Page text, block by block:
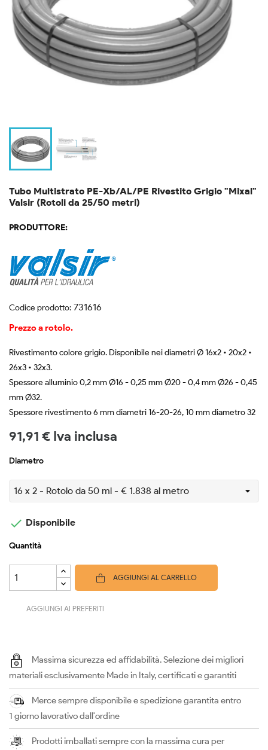
Tubo Multistrato PE-Xb/AL/PE Rivestito Grigio "Mixal"
Valsir (Rotoli da 25/50 metri)
PRODUTTORE:
Codice prodotto: 731616
Prezzo a rotolo.
Rivestimento colore grigio. Disponibile nei diametri Ø 16x2 • 20x2 •
26x3 • 32x3.
Spessore alluminio 0,2 mm Ø16 - 0,25 mm Ø20 - 0,4 mm Ø26 - 0,45
mm Ø32.
Spessore rivestimento 6 mm diametri 16-20-26, 10 mm diametro 32
91,91 € Iva inclusa
Diametro
 Disponibile
Quantità
AGGIUNGI AL CARRELLO
AGGIUNGI AI PREFERITI
Massima sicurezza ed affidabilità. Selezione dei migliori
materiali esclusivamente Made in Italy, certificati e garantiti
Merce sempre disponibile e spedizione garantita entro
1 giorno lavorativo dall'ordine
Prodotti imballati sempre con la massima cura per